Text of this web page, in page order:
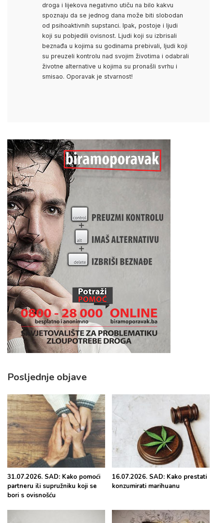
droga i lijekova negativno utiču na bilo kakvu
spoznaju da se jednog dana može biti slobodan
od psihoaktivnih supstanci. Ipak, postoje i ljudi
koji su pobjedili ovisnost. Ljudi koji su izbrisali
beznađa u kojima su godinama prebivali, ljudi koji
su preuzeli kontrolu nad svojim životima i odabrali
životne alternative u kojima su pronašli svrhu i
smisao. Oporavak je stvarnost!
Posljednje objave
31.07.2026. SAD: Kako pomoći
partneru ili supružniku koji se
bori s ovisnošću
16.07.2026. SAD: Kako prestati
konzumirati marihuanu